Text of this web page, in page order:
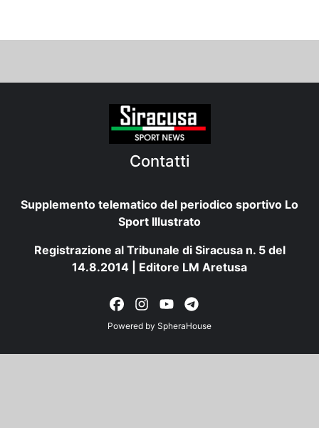
Contatti
Supplemento telematico del periodico sportivo Lo
Sport Illustrato
Registrazione al Tribunale di Siracusa n. 5 del
14.8.2014 | Editore LM Aretusa
Powered by SpheraHouse